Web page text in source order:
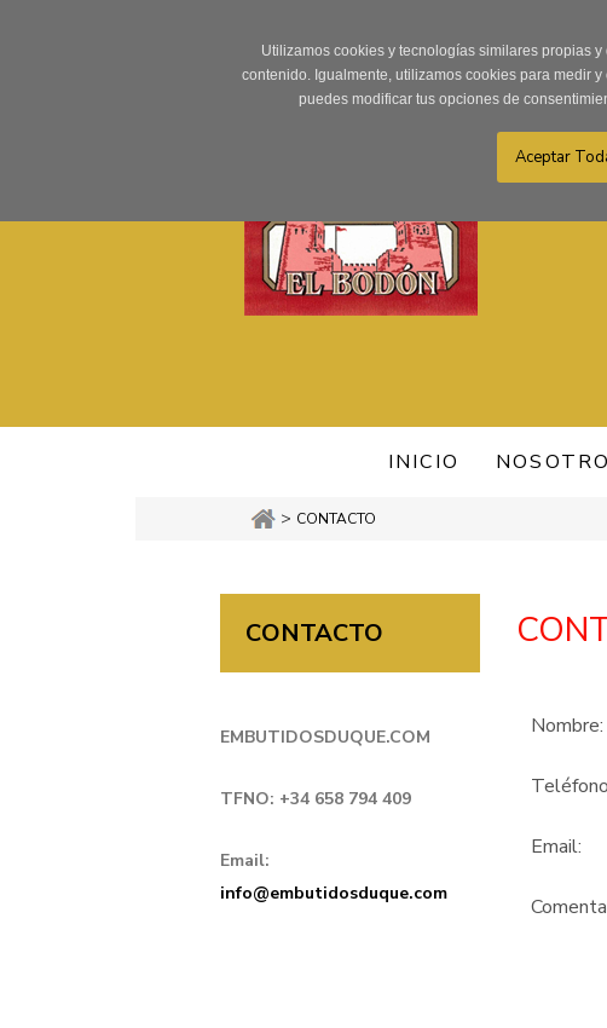
Utilizamos cookies y tecnologías similares propias
contenido. Igualmente, utilizamos cookies para medir
puedes modificar tus opciones de
INICIO
> CONTACTO
Nombre:
Email:
CONTACTO
EMBUTIDOSDUQUE.COM
TFNO: +34 658 794 409
Email:
info@embutidosduque.com